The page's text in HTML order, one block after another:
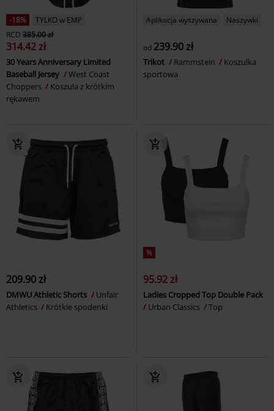
-18%
TYLKO w EMP
RCD 385.00 zł
314.42 zł
30 Years Anniversary Limited
Baseball Jersey
West Coast
Choppers
Koszula z krótkim
rękawem
Aplikacja wyszywana Naszywki
od 239.90 zł
Trikot Rammstein
Koszulka
sportowa
209.90 zł
DMWU Athletic Shorts
Unfair
Athletics
Krótkie spodenki
%
95.92 zł
Ladies Cropped Top Double Pack
Urban Classics
Top